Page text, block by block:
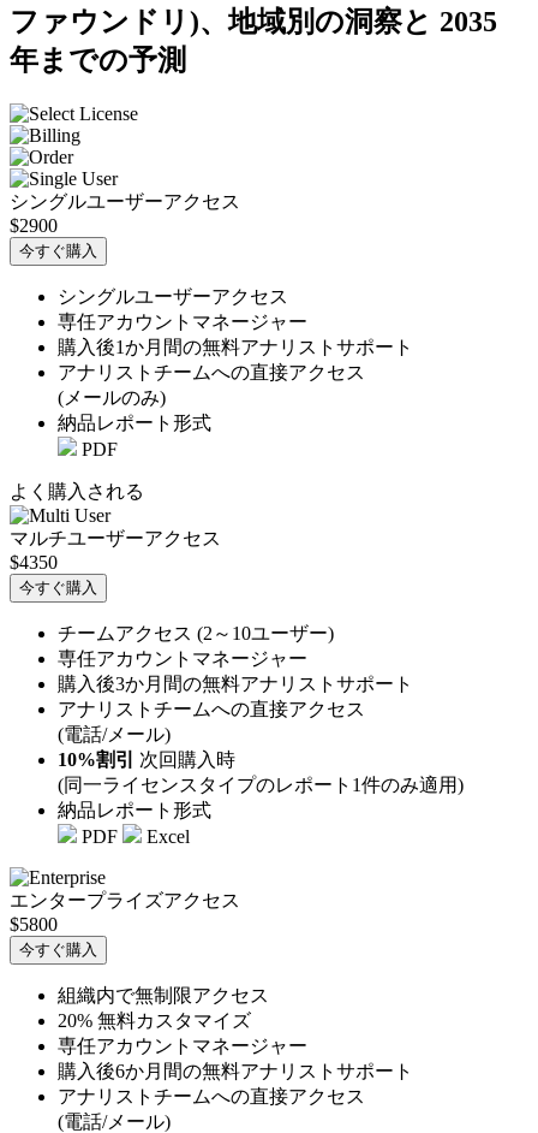
ファウンドリ)、地域別の洞察と 2035
年までの予測
シングルユーザーアクセス
$2900
今すぐ購入
シングルユーザーアクセス
専任アカウントマネージャー
購入後1か月間の無料アナリストサポート
アナリストチームへの直接アクセス
(メールのみ)
納品レポート形式
PDF
よく購入される
マルチユーザーアクセス
$4350
今すぐ購入
チームアクセス (2～10ユーザー)
専任アカウントマネージャー
購入後3か月間の無料アナリストサポート
アナリストチームへの直接アクセス
(電話/メール)
10%割引
次回購入時
(同一ライセンスタイプのレポート1件のみ適用)
納品レポート形式
PDF
Excel
エンタープライズアクセス
$5800
今すぐ購入
組織内で無制限アクセス
20% 無料カスタマイズ
専任アカウントマネージャー
購入後6か月間の無料アナリストサポート
アナリストチームへの直接アクセス
(電話/メール)